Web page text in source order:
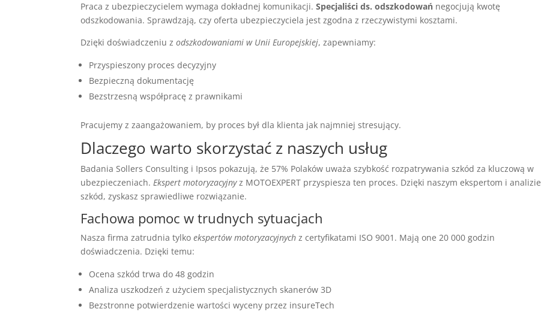
Praca z ubezpieczycielem wymaga dokładnej komunikacji.Specjaliści ds. odszkodowań negocjują kwotę
odszkodowania. Sprawdzają, czy oferta ubezpieczyciela jest zgodna z rzeczywistymi kosztami.
Dzięki doświadczeniu zodszkodowaniami w Unii Europejskiej, zapewniamy:
Przyspieszony proces decyzyjny
Bezpieczną dokumentację
Bezstrzesną współpracę z prawnikami
Pracujemy z zaangażowaniem, by proces był dla klienta jak najmniej stresujący.
Dlaczego warto skorzystać z naszych usług
Badania Sollers Consulting i Ipsos pokazują, że 57% Polaków uważa szybkość rozpatrywania szkód za kluczową w
ubezpieczeniach.Ekspert motoryzacyjnyz MOTOEXPERT przyspiesza ten proces. Dzięki naszym ekspertom i analizie
szkód, zyskasz sprawiedliwe rozwiązanie.
Fachowa pomoc w trudnych sytuacjach
Nasza firma zatrudnia tylkoekspertów motoryzacyjnych z certyfikatami ISO 9001. Mają one 20 000 godzin
doświadczenia. Dzięki temu:
Ocena szkód trwa do 48 godzin
Analiza uszkodzeń z użyciem specjalistycznych skanerów 3D
Bezstronne potwierdzenie wartości wyceny przez insureTech